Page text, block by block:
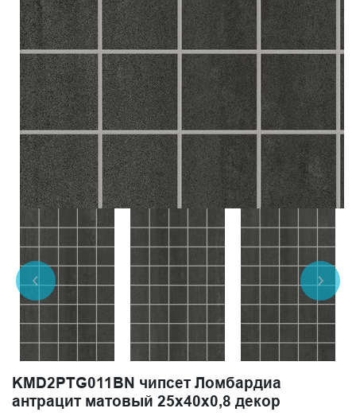
KMD2PTG011BN чипсет Ломбардиа
антрацит матовый 25x40x0,8 декор